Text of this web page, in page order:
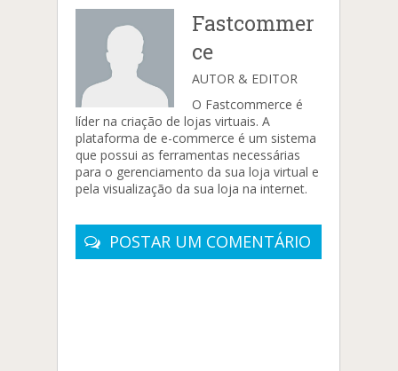
Fastcommer
ce
AUTOR & EDITOR
O Fastcommerce é
líder na criação de lojas virtuais. A
plataforma de e-commerce é um sistema
que possui as ferramentas necessárias
para o gerenciamento da sua loja virtual e
pela visualização da sua loja na internet.
POSTAR UM COMENTÁRIO